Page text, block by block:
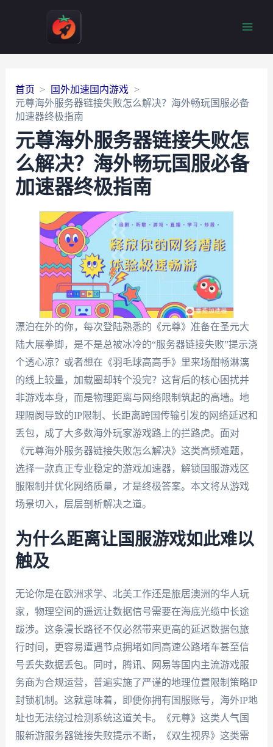
首页
国外加速国内游戏
元尊海外服务器链接失败怎么解决？海外畅玩国服必备
加速器终极指南
元尊海外服务器链接失败怎
么解决？海外畅玩国服必备
加速器终极指南
漂泊在外的你，每次登陆熟悉的《元尊》准备在圣元大
陆大展拳脚，是不是总被冰冷的“服务器链接失败”提示浇
个透心凉？或者想在《羽毛球高高手》里来场酣畅淋漓
的线上较量，加载圈却转个没完？这背后的核心困扰并
非游戏本身，而是物理距离与网络限制筑起的高墙。地
理隔阂导致的IP限制、长距离跨国传输引发的网络延迟和
丢包，成了大多数海外玩家游戏路上的拦路虎。面对
《元尊海外服务器链接失败怎么解决》这类高频难题，
选择一款真正专业稳定的游戏加速器，解锁国服游戏区
服限制并优化网络质量，才是终极答案。本文将从游戏
场景切入，层层剖析解决之道。
为什么距离让国服游戏如此难以
触及
无论你是在欧洲求学、北美工作还是旅居澳洲的华人玩
家，物理空间的遥远让数据信号需要在海底光缆中长途
跋涉。这条漫长路径不仅必然带来更高的延迟数据包旅
行时间，更容易遭遇节点拥堵如同高速公路堵车甚至信
号丢失数据丢包。同时，腾讯、网易等国内主流游戏服
务商为合规运营，普遍实施了严谨的地理位置限制策略IP
封锁机制。这就意味着，即便你拥有国服账号，海外IP地
址也无法绕过检测系统这道关卡。《元尊》这类人气国
服新游服务器链接失败提示不断，《双生视界》这类需